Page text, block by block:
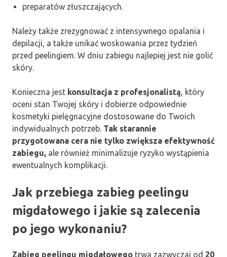
preparatów złuszczających.
Należy także zrezygnować z intensywnego opalania i
depilacji, a także unikać woskowania przez tydzień
przed peelingiem. W dniu zabiegu najlepiej jest nie golić
skóry.
Konieczna jest konsultacja z profesjonalistą, który
oceni stan Twojej skóry i dobierze odpowiednie
kosmetyki pielęgnacyjne dostosowane do Twoich
indywidualnych potrzeb. Tak starannie
przygotowana cera nie tylko zwiększa efektywność
zabiegu, ale również minimalizuje ryzyko wystąpienia
ewentualnych komplikacji.
Jak przebiega zabieg peelingu
migdałowego i jakie są zalecenia
po jego wykonaniu?
Zabieg peelingu migdałowego trwa zazwyczaj od 20